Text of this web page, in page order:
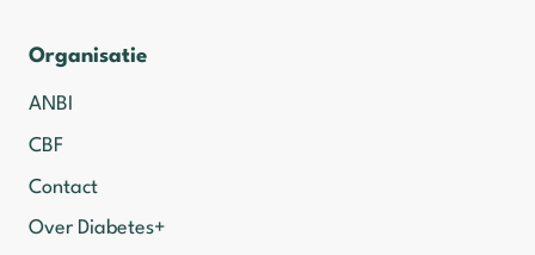
Organisatie
ANBI
CBF
Contact
Over Diabetes+